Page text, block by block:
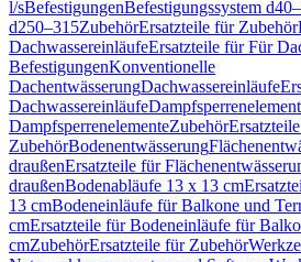
l/sBefestigungenBefestigungssystem
d250–315ZubehörErsatzteile für Zubehör
DachwassereinläufeErsatzteile für Für
BefestigungenKonventionelle
DachentwässerungDachwassereinläufe
Dachwassereinläufe
DampfsperrenelementeZubehör
ZubehörBodenentwässerung
draußenErsatzteile für
draußenBodenabläufe 13 x 13 cm
13 cmBodeneinläufe für Balkone und
cmErsatzteile für Bodeneinläufe für
cmZubehörErsatzteile für Zubehör